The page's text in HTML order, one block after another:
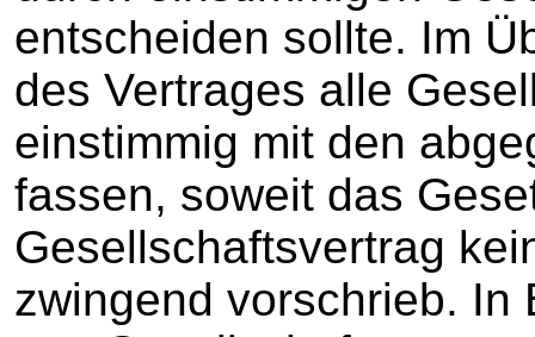
entscheiden sollte. Im
des Vertrages alle
einstimmig mit den
fassen, soweit das
Gesellschaftsvertrag
zwingend vorschrieb. In